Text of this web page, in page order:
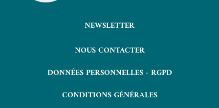
NEWSLETTER
NOUS CONTACTER
DONNÉES PERSONNELLES - RGPD
CONDITIONS GÉNÉRALES